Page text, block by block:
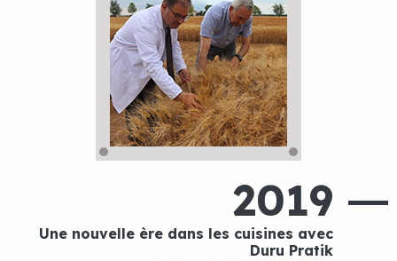
2019
Une nouvelle ère dans les cuisines avec
Duru Pratik